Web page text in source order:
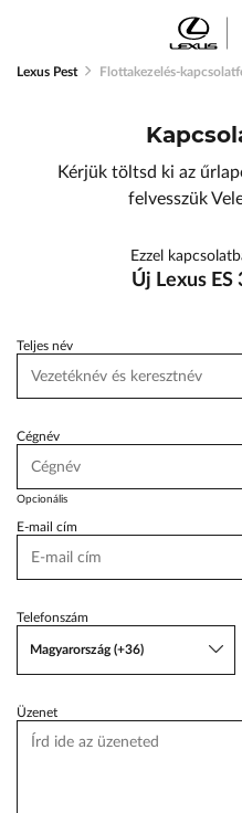
Lexus Pest
ŠKODA Schiller
BYD Schiller
Cupra Schiller
Lexus Pest
Toyota Schiller
VW Service Schiller
Karosszéria Centrum
Lexus Pest Flottakezelés-
Kérjük töltsd ki az
felvesszük
Ezzel
Új Lexus ES
Teljes név
Cégnév
Opcionális
E-mail cím
Telefonszám
Magyarország (+36)
Üzenet